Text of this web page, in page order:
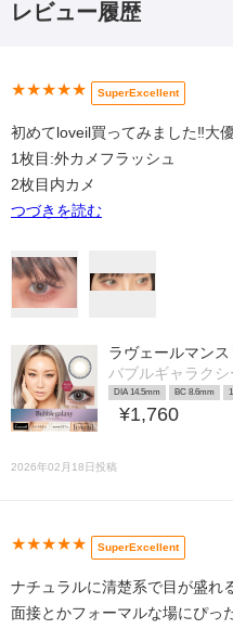
レビュー履歴
★★★★★ SuperExcellent
初めてloveil買ってみました‼️大
1枚目:外カメフラッシュ
2枚目内カメ
つづきを読む
ラヴェールマンス
バブルギャラクシ
DIA 14.5mm BC 8.6mm
¥1,760
2026年02月18日投稿
★★★★★ SuperExcellent
ナチュラルに清楚系で目が盛れ
面接とかフォーマルな場にぴっ